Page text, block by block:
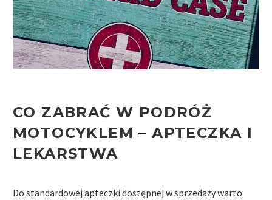
CO ZABRAĆ W PODRÓŻ
MOTOCYKLEM –APTECZKA I
LEKARSTWA
Do standardowej apteczki dostępnej w sprzedaży warto